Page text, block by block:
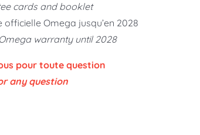
cards and booklet
officielle Omega jusqu’en 2028
warranty until 2028
pour toute question
any question